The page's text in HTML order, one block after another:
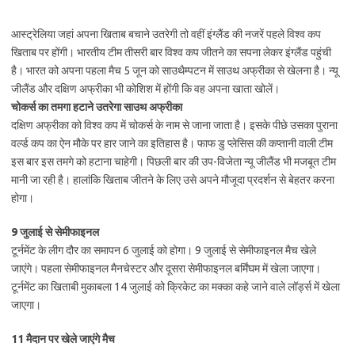
आस्ट्रेलिया जहां अपना खिताब बचाने उतरेगी तो वहीं इंग्लैंड की नजरें पहले विश्व कप
खिताब पर होंगी। भारतीय टीम तीसरी बार विश्व कप जीतने का सपना लेकर इंग्लैंड पहुंची
है। भारत को अपना पहला मैच 5 जून को साउथैम्पटन में साउथ अफ्रीका से खेलना है। न्यू
जीलैंड और दक्षिण अफ्रीका भी कोशिश में होंगी कि वह अपना खाता खोलें।
चोकर्स का तमगा हटाने उतरेगा साउथ अफ्रीका
दक्षिण अफ्रीका को विश्व कप में चोकर्स के नाम से जाना जाता है। इसके पीछे उसका पुराना
वर्ल्ड कप का ऐन मौके पर हार जाने का इतिहास है। फाफ डु प्लेसिस की कप्तानी वाली टीम
इस बार इस तमगे को हटाना चाहेगी। पिछली बार की उप-विजेता न्यू जीलैंड भी मजबूत टीम
मानी जा रही है। हालांकि खिताब जीतने के लिए उसे अपने मौजूदा प्रदर्शन से बेहतर करना
होगा।
9 जुलाई से सेमीफाइनल
टूर्नमेंट के लीग दौर का समापन 6 जुलाई को होगा। 9 जुलाई से सेमीफाइनल मैच खेले
जाएंगे। पहला सेमीफाइनल मैनचेस्टर और दूसरा सेमीफाइनल बर्मिंघम में खेला जाएगा।
टूर्नमेंट का खिताबी मुकाबला 14 जुलाई को क्रिकेट का मक्का कहे जाने वाले लॉर्ड्स में खेला
जाएगा।
11 मैदान पर खेले जाएंगे मैच